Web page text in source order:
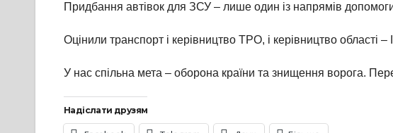
Придбання автівок для ЗСУ – лише один із напрямів
Оцінили транспорт і керівництво ТРО, і керівництво області –
У нас спільна мета – оборона країни та знищення ворога.
Надіслати друзям